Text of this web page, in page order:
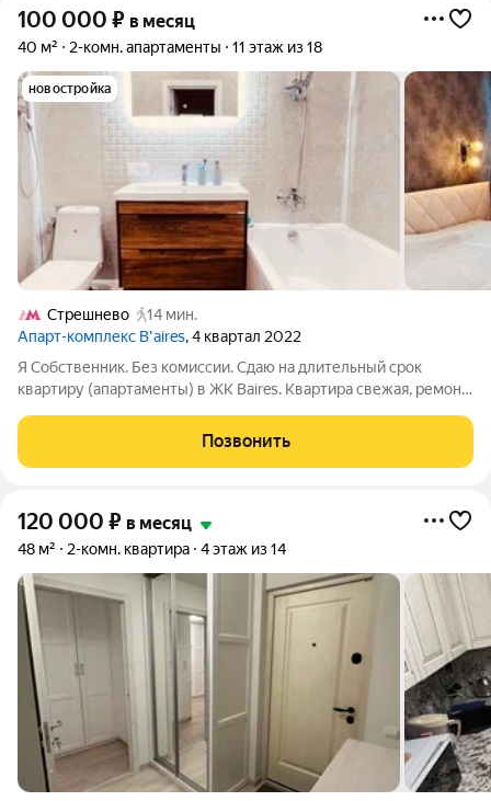
100 000 ₽ в месяц
40 м² 2-комн. апартаменты 11 этаж из 18
новостройка
Стрешнево
14 мин.
Апарт-комплекс B'aires, 4 квартал 2022
Я Собственник. Без комиссии. Сдаю на длительный срок
квартиру (апартаменты) в ЖК Baires. Квартира свежая, ремонт
Позвонить
120 000 ₽ в месяц
48 м² 2-комн. квартира 4 этаж из 14